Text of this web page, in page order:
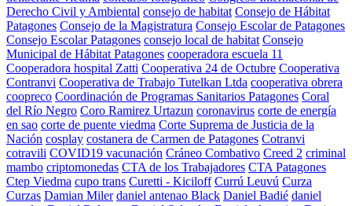
Derecho Civil y Ambiental consejo de habitat Consejo de Hábitat
Patagones Consejo de la Magistratura Consejo Escolar de Patagones
Consejo Escolar Patagones consejo local de habitat Consejo
Municipal de Hábitat Patagones cooperadora escuela 11
Cooperadora hospital Zatti Cooperativa 24 de Octubre Cooperativa
Contranvi Cooperativa de Trabajo Tutelkan Ltda cooperativa obrera
coopreco Coordinación de Programas Sanitarios Patagones Coral
del Río Negro Coro Ramirez Urtazun coronavirus corte de energía
en sao corte de puente viedma Corte Suprema de Justicia de la
Nación cosplay costanera de Carmen de Patagones Cotranvi
cotravili COVID19 vacunación Cráneo Combativo Creed 2 criminal
mambo criptomonedas CTA de los Trabajadores CTA Patagones
Ctep Viedma cupo trans Curetti - Kiciloff Currú Leuvú Curza
Curzas Damian Miler daniel antenao Black Daniel Badié daniel